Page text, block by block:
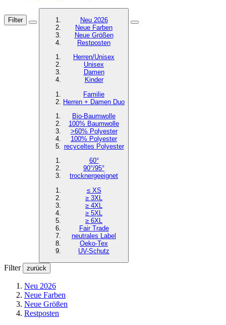
Filter
Neu 2026
Neue Farben
Neue Größen
Restposten
Herren/Unisex
Unisex
Damen
Kinder
Familie
Herren + Damen Duo
Bio-Baumwolle
100% Baumwolle
>60% Polyester
100% Polyester
recyceltes Polyester
60°
90°/95°
trocknergeeignet
≤ XS
≥ 3XL
≥ 4XL
≥ 5XL
≥ 6XL
Fair Trade
neutrales Label
Oeko-Tex
UV-Schutz
Filter zurück
Neu 2026
Neue Farben
Neue Größen
Restposten